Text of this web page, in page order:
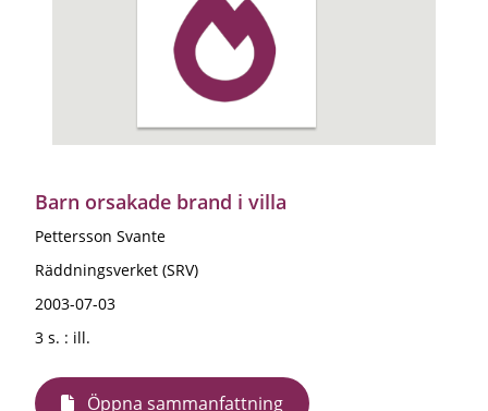
Barn orsakade brand i villa
Pettersson Svante
Räddningsverket (SRV)
2003-07-03
3 s. : ill.
Öppna sammanfattning